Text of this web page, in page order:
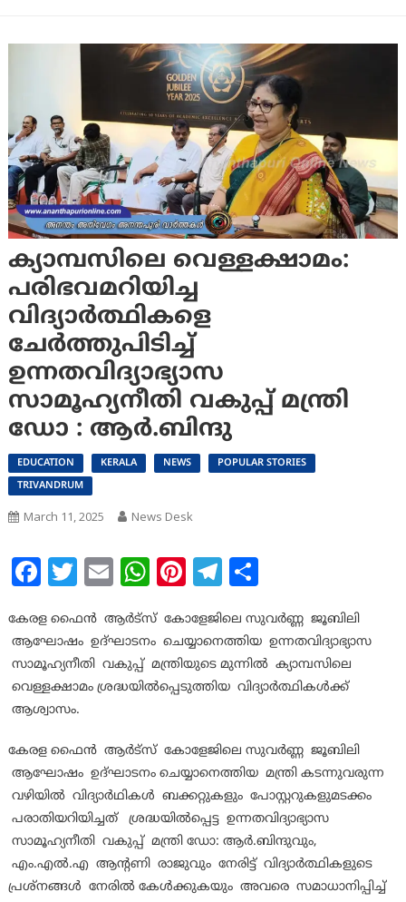
ക്യാമ്പസിലെ വെള്ളക്ഷാമം:
പരിഭവമറിയിച്ച
വിദ്യാർത്ഥികളെ
ചേർത്തുപിടിച്ച്
ഉന്നതവിദ്യാഭ്യാസ
സാമൂഹ്യനീതി വകുപ്പ് മന്ത്രി
ഡോ : ആർ.ബിന്ദു
EDUCATION KERALA NEWS
POPULAR STORIES
TRIVANDRUM
March 11, 2025 News Desk
Facebook
Twitter
EmailWhatsApp
Pinterest
Telegram
Share
കേരള ഫൈൻ ആർട്സ് കോളേജിലെ സുവർണ്ണ ജൂബിലി
ആഘോഷം ഉദ്ഘാടനം ചെയ്യാനെത്തിയ ഉന്നതവിദ്യാഭ്യാസ
സാമൂഹ്യനീതി വകുപ്പ് മന്ത്രിയുടെ മുന്നിൽ ക്യാമ്പസിലെ
വെള്ളക്ഷാമം ശ്രദ്ധയിൽപ്പെടുത്തിയ വിദ്യാർത്ഥികൾക്ക്
ആശ്വാസം.
കേരള ഫൈൻ ആർട്സ് കോളേജിലെ സുവർണ്ണ ജൂബിലി
ആഘോഷം ഉദ്ഘാടനം ചെയ്യാനെത്തിയ മന്ത്രി കടന്നുവരുന്ന
വഴിയിൽ വിദ്യാർഥികൾ ബക്കറ്റുകളും പോസ്റ്ററുകളുമടക്കം
പരാതിയറിയിച്ചത് ശ്രദ്ധയിൽപ്പെട്ട ഉന്നതവിദ്യാഭ്യാസ
സാമൂഹ്യനീതി വകുപ്പ് മന്ത്രി ഡോ: ആർ.ബിന്ദുവും,
എം.എൽ.എ ആന്റണി രാജുവും നേരിട്ട് വിദ്യാർത്ഥികളുടെ
പ്രശ്നങ്ങൾ നേരിൽ കേൾക്കുകയും അവരെ സമാധാനിപ്പിച്ച്